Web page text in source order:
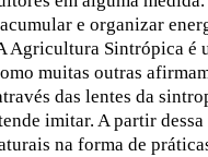
e organizar
Agricultura Sintrópica é
muitas outras
das lentes da
imitar. A partir
na forma de